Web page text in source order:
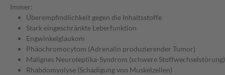
Immer:
Überempfindlichkeit gegen die Inhaltsstoffe
Stark eingeschränkte Leberfunktion
Engwinkelglaukom
Phäochromocytom (Adrenalin produzierender Tumor)
Malignes Neuroleptika-Syndrom (schwere Stoffwechselstörung)
Rhabdomyolyse (Schädigung von Muskelzellen)